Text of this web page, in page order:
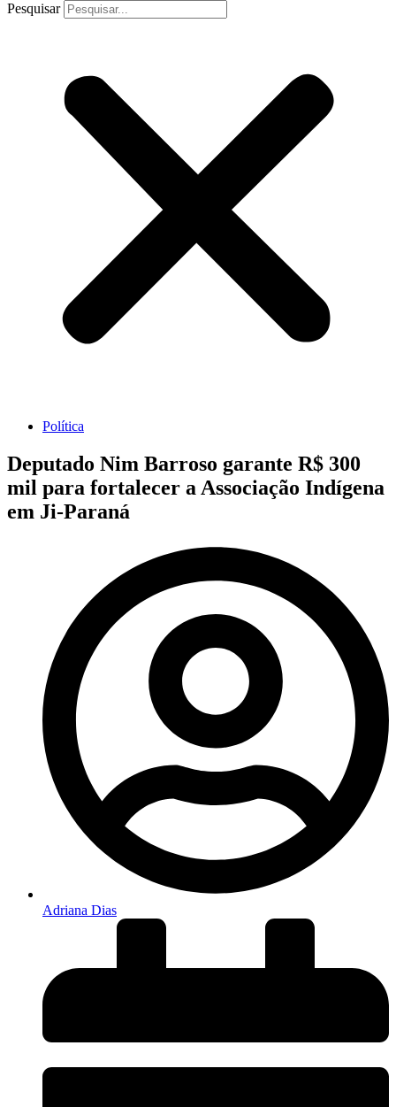
Pesquisar
Política
Deputado Nim Barroso garante R$ 300
mil para fortalecer a Associação Indígena
em Ji-Paraná
Adriana Dias